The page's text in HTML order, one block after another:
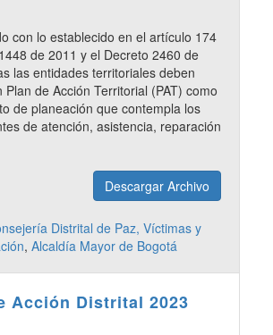
con lo establecido en el artículo 174
de 2011 y el Decreto 2460 de
las entidades territoriales deben
Plan de Acción Territorial (PAT) como
de planeación que contempla los
de atención, asistencia, reparación
Descargar Archivo
Distrital de Paz, Víctimas y
, Alcaldía Mayor de Bogotá
Acción Distrital 2023